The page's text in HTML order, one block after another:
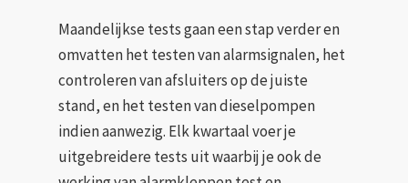
Maandelijkse tests gaan een stap verder en
omvatten het testen van alarmsignalen, het
controleren van afsluiters op de juiste
stand, en het testen van dieselpompen
indien aanwezig. Elk kwartaal voer je
uitgebreidere tests uit waarbij je ook de